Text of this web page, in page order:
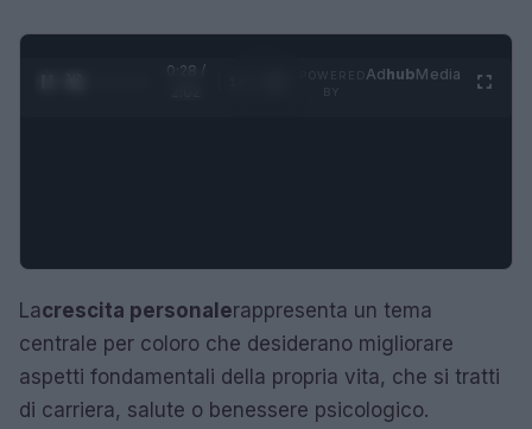
0:29 /
AdhubMedia
Lacrescita personalerappresenta un tema
centrale per coloro che desiderano migliorare
aspetti fondamentali della propria vita, che si tratti
di carriera, salute o benessere psicologico.